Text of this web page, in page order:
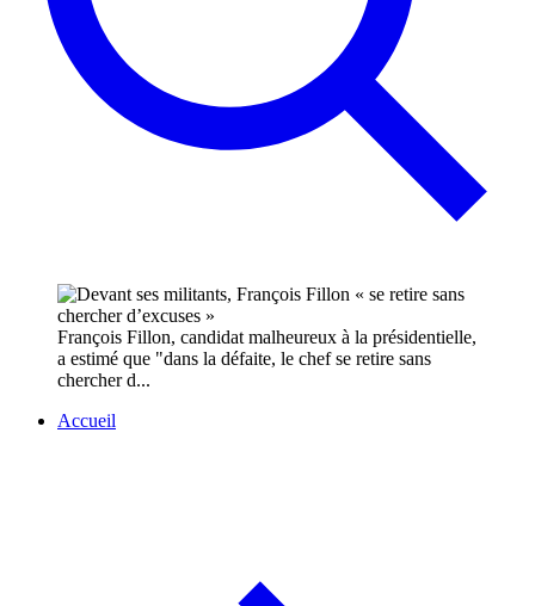
François Fillon, candidat malheureux à la présidentielle,
a estimé que "dans la défaite, le chef se retire sans
chercher d...
Accueil